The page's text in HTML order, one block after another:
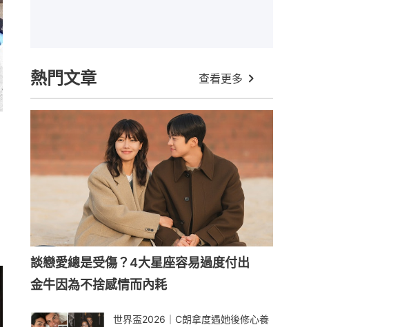
熱門文章 查看更多
談戀愛總是受傷？4大星座容易過度付出
金牛因為不捨感情而內耗
世界盃2026｜C朗拿度遇她後修心養